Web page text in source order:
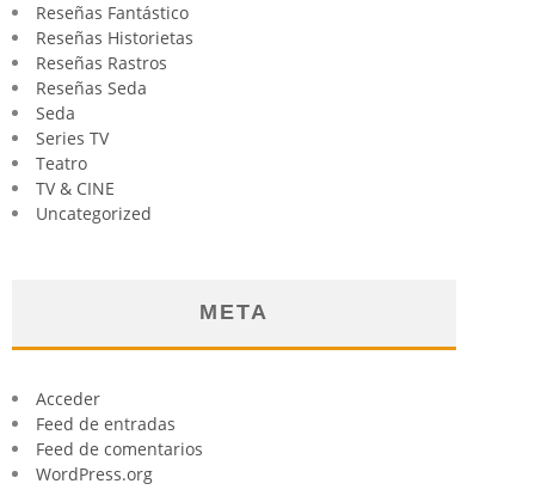
Reseñas Fantástico
Reseñas Historietas
Reseñas Rastros
Reseñas Seda
Seda
Series TV
Teatro
TV & CINE
Uncategorized
META
Acceder
Feed de entradas
Feed de comentarios
WordPress.org